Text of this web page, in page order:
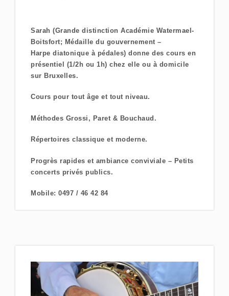
Sarah (Grande distinction Académie Watermael-
Boitsfort; Médaille du gouvernement –
Harpe diatonique à pédales) donne des cours en
présentiel (1/2h ou 1h) chez elle ou à domicile
sur Bruxelles.
Cours pour tout âge et tout niveau.
Méthodes Grossi, Paret & Bouchaud.
Répertoires classique et moderne.
Progrès rapides et ambiance conviviale – Petits
concerts privés publics.
Mobile: 0497 / 46 42 84